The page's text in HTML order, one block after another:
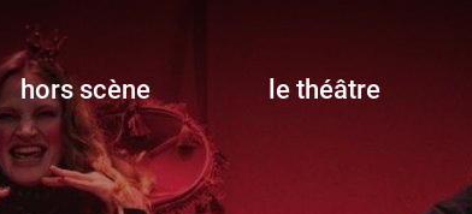
hors scène le théâtre